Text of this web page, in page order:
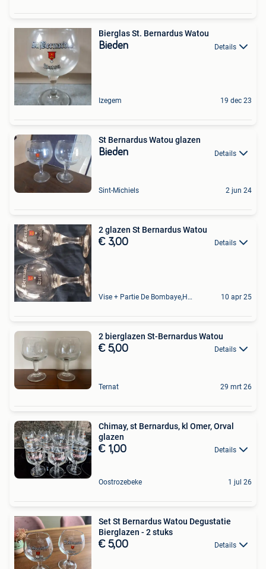
Bierglas St. Bernardus Watou
Bieden Details
Izegem 19 dec 23
St Bernardus Watou glazen
Bieden Details
Sint-Michiels 2 jun 24
2 glazen St Bernardus Watou
€ 3,00 Details
Vise + Partie De Bombaye,Hac- Court, Hermalle-Ss-Argenteau 10 apr 25
2 bierglazen St-Bernardus Watou
€ 5,00 Details
Ternat 29 mrt 26
Chimay, st Bernardus, kl Omer, Orval
glazen
€ 1,00 Details
Oostrozebeke 1 jul 26
Set St Bernardus Watou Degustatie
Bierglazen - 2 stuks
€ 5,00 Details